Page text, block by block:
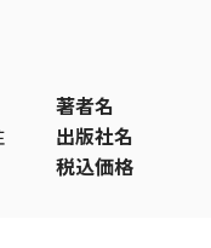
著者名
出版社名
税込価格